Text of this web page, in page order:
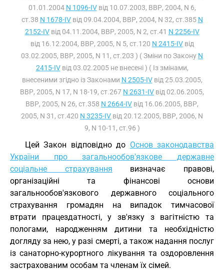
01.01.2004 N 1096-IVвід 10.07.2003, ВВР, 2004, N 6,
ст.38 N 1678-IVвід 09.04.2004, ВВР, 2004, N 32, ст.385 N
2152-IVвід 04.11.2004, ВВР, 2005, N 2, ст.41 N 2256-IV
від 16.12.2004, ВВР, 2005, N 5, ст.120 N 2415-IVвід
03.02.2005, ВВР, 2005, N 11, ст.203 ) ( Зміни по Закону N
2415-IVвід 03.02.2005 не внесені ) ( Із змінами,
внесеними згідно із Законами N 2505-IVвід 25.03.2005,
ВВР, 2005, N 17, N 18-19, ст.267 N 2631-IV від 02.06.2005,
ВВР, 2005, N 26, ст.358 N 2664-IV від 16.06.2005, ВВР,
2005, N 31, ст.420 N 3235-IV від 20.12.2005, ВВР, 2006, N
9, N 10-11, ст.96 )
Цей Закон відповідно до Основ законодавства
України про загальнообов'язкове державне
соціальне страхування визначає правові,
організаційні та фінансові основи
загальнообов'язкового державного соціального
страхування громадян на випадок тимчасової
втрати працездатності, у зв'язку з вагітністю та
пологами, народженням дитини та необхідністю
догляду за нею, у разі смерті, а також надання послуг
із санаторно-курортного лікування та оздоровлення
застрахованим особам та членам їх сімей.